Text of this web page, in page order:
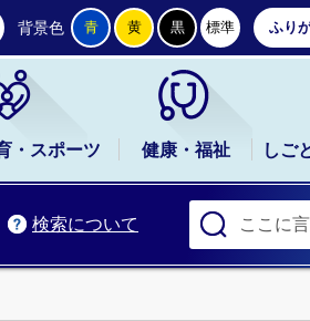
ページ
背景色 青 黄 黒 標準 ふり
・スポーツ 健康・福祉 しご
検索について